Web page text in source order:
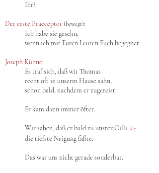
Ihr?
Der erste Praeceptor (bewegt):
Ich habe sie gesehn,
wenn ich mit Euren Leuten Euch begegnet.
Joseph Kühne:
Es traf sich, daß wir Thomas
recht oft in unserm Hause sahn,
schon bald, nachdem er zugereist.
Er kam dann immer öfter.
Wir sahen, daß er bald zu unsrer Cilli 67
die tiefste Neigung faßte.
Das war uns nicht gerade sonderbar.